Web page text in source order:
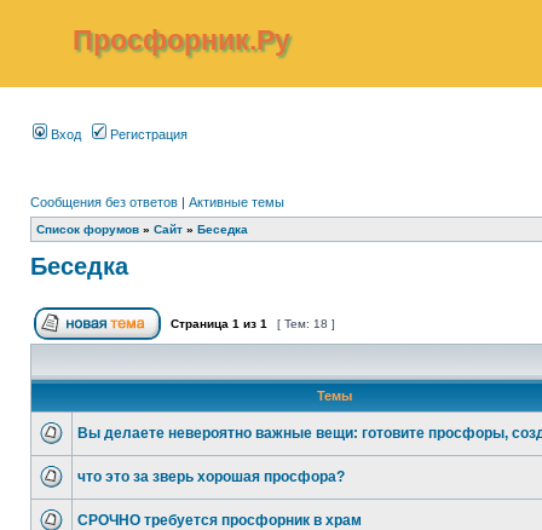
Просфорник.Ру
Вход Регистрация
Сообщения без ответов | Активные темы
Список форумов » Сайт » Беседка
Беседка
Страница 1 из 1 [ Тем: 18 ]
Темы
Вы делаете невероятно важные вещи: готовите просфоры,
что это за зверь хорошая просфора?
СРОЧНО требуется просфорник в храм